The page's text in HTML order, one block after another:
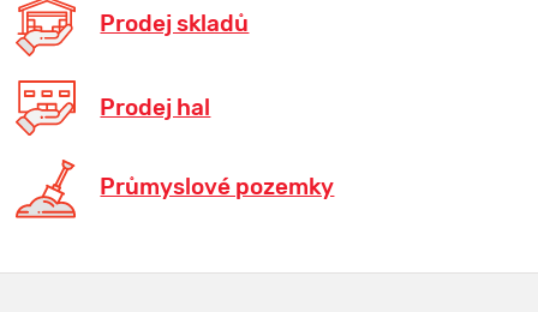
analýzu aktuálního dění na trhu. Chcete vědět,
jak se projevilo ekonomické oživení, jaká je
skutečná dostupnost ploch a kam se posunulo
nájemné na začátk...
Prodej skladů
Prodej hal
Průmyslové pozemky